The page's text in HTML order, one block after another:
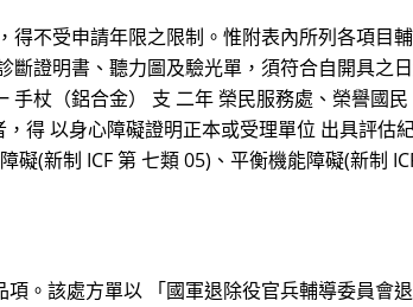
得不受申請年限之限制。惟附表內所列各項目
斷證明書、聽力圖及驗光單，須符合自開具之
手杖（鋁合金） 支 二年 榮民服務處、榮譽國
得 以身心障礙證明正本或受理單位 出具評
礙(新制 ICF 第 七類 05)、平衡機能障礙(新制
。該處方單以 「國軍退除役官兵輔導委員